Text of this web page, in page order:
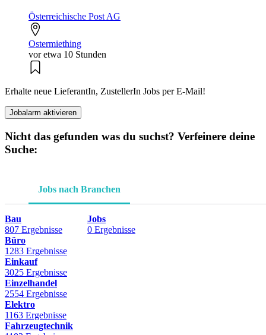
Österreichische Post AG
Ostermiething
vor etwa 10 Stunden
Erhalte neue LieferantIn, ZustellerIn Jobs per E-Mail!
Jobalarm aktivieren
Nicht das gefunden was du suchst? Verfeinere deine
Suche:
Jobs nach Branchen
Bau
807 Ergebnisse
Büro
1283 Ergebnisse
Einkauf
3025 Ergebnisse
Einzelhandel
2554 Ergebnisse
Elektro
1163 Ergebnisse
Fahrzeugtechnik
Jobs
0 Ergebnisse